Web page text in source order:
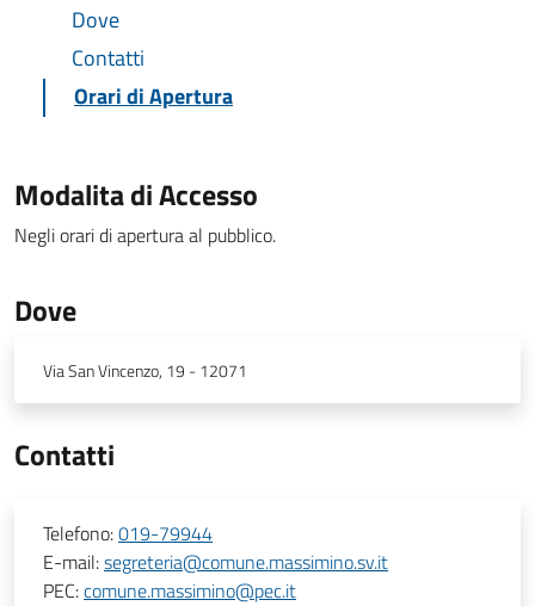
Dove
Contatti
Orari di Apertura
Modalita di Accesso
Negli orari di apertura al pubblico.
Dove
Via San Vincenzo, 19 - 12071
Contatti
Telefono:019-79944
E-mail:segreteria@comune.massimino.sv.it
PEC:comune.massimino@pec.it